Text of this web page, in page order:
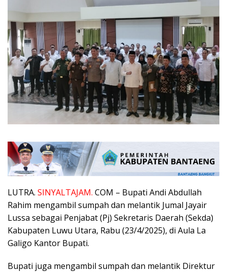
LUTRA. SINYALTAJAM. COM – Bupati Andi Abdullah
Rahim mengambil sumpah dan melantik Jumal Jayair
Lussa sebagai Penjabat (Pj) Sekretaris Daerah (Sekda)
Kabupaten Luwu Utara, Rabu (23/4/2025), di Aula La
Galigo Kantor Bupati.
Bupati juga mengambil sumpah dan melantik Direktur